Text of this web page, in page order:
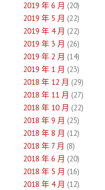
2019 年 6 月 (20)
2019 年 5 月 (22)
2019 年 4 月 (22)
2019 年 3 月 (26)
2019 年 2 月 (14)
2019 年 1 月 (23)
2018 年 12 月 (29)
2018 年 11 月 (27)
2018 年 10 月 (22)
2018 年 9 月 (25)
2018 年 8 月 (12)
2018 年 7 月 (8)
2018 年 6 月 (20)
2018 年 5 月 (16)
2018 年 4 月 (12)